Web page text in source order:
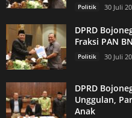
Politik 30 Juli
DPRD
Fraksi PAN
Politik 30 Juli
DPRD
Unggulan,
Anak